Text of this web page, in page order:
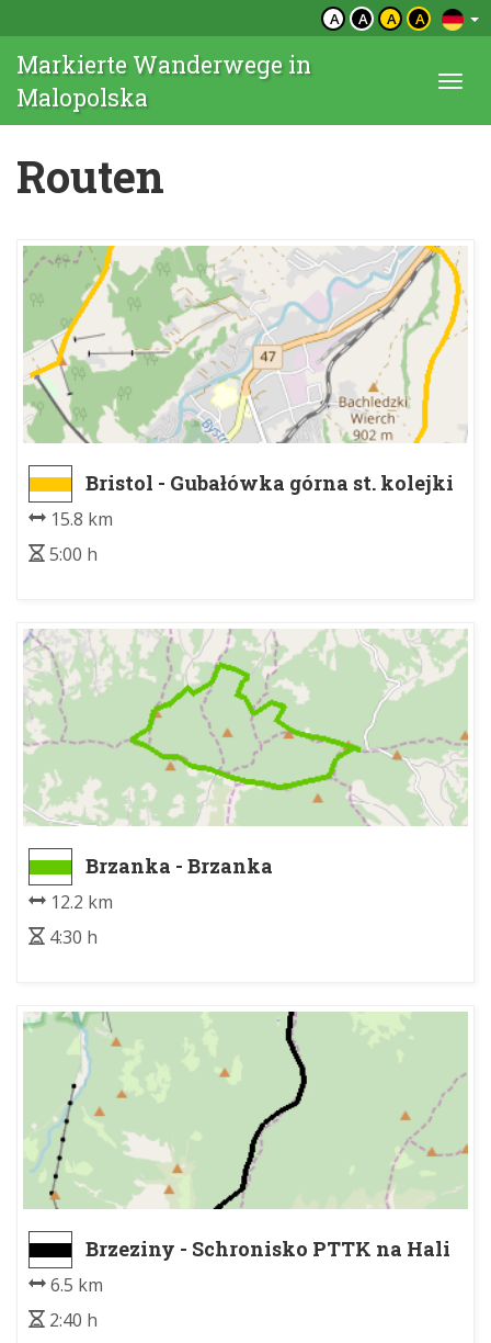
A A A A
Markierte Wanderwege in
Malopolska
Routen
Bristol - Gubałówka górna st. kolejki
15.8 km
5:00 h
Brzanka - Brzanka
12.2 km
4:30 h
Brzeziny - Schronisko PTTK na Hali
Gąsienicowej
6.5 km
2:40 h